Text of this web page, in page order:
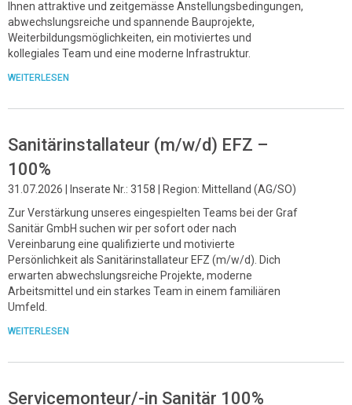
Ihnen attraktive und zeitgemässe Anstellungsbedingungen,
abwechslungsreiche und spannende Bauprojekte,
Weiterbildungsmöglichkeiten, ein motiviertes und
kollegiales Team und eine moderne Infrastruktur.
WEITERLESEN
Sanitärinstallateur (m/w/d) EFZ –
100%
31.07.2026 | Inserate Nr.: 3158 | Region: Mittelland (AG/SO)
Zur Verstärkung unseres eingespielten Teams bei der Graf
Sanitär GmbH suchen wir per sofort oder nach
Vereinbarung eine qualifizierte und motivierte
Persönlichkeit als Sanitärinstallateur EFZ (m/w/d). Dich
erwarten abwechslungsreiche Projekte, moderne
Arbeitsmittel und ein starkes Team in einem familiären
Umfeld.
WEITERLESEN
Servicemonteur/-in Sanitär 100%